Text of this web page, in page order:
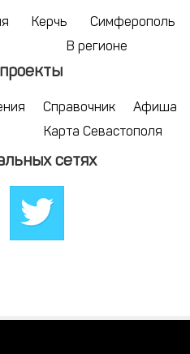
Керчь
Симферополь
В регионе
Справочник
Афиша
Карта Севастополя
сетях